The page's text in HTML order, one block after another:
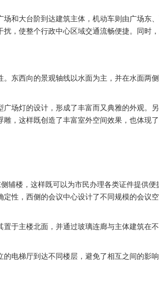
大台阶到达建筑主体，机动车则由广场东
，使整个行政中心区域交通流畅便捷。同时
西向的景观轴线以水面为主，并在水面两
灯的设计，形成了丰富而又典雅的外观。
，这样既创造了丰富室外空间效果，也体现
楼，这样既可以为市民办理各类证件提供便
性，西侧的会议中心设计了不同规模的会议
主楼北面，并通过玻璃连廊与主体建筑在
梯厅到达不同楼层，避免了相互之间的影响